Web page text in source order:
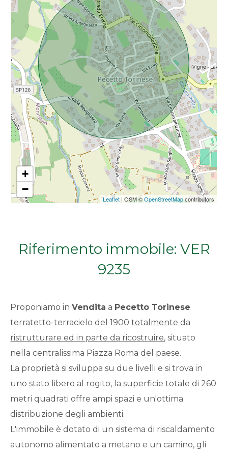
+
−
Leaflet| OSM ©OpenStreetMapcontributors
Riferimento immobile: VER
9235
Proponiamo inVendita a Pecetto Torinese
terratetto-terracielo del 1900totalmente da
ristrutturare ed in parte da ricostruire, situato
nella centralissima Piazza Roma del paese.
La proprietà si sviluppa su due livelli e si trova in
uno stato libero al rogito, la superficie totale di 260
metri quadrati offre ampi spazi e un'ottima
distribuzione degli ambienti.
L'immobile è dotato di un sistema di riscaldamento
autonomo alimentato a metano e un camino, gli
Da € 5.000.000 a € 10.000.000
Oltre € 10.000.000
Totale
mq
Locali
4
5
5+